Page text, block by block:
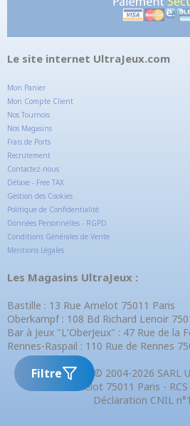
Filtre
Le site internet UltraJeux.com
Mon Panier
Mon Compte Client
Nos Tournois
Nos Magasins
Frais de Ports
Recrutement
Contactez-nous
Détaxe - Free TAX
Gestion des Cookies
Politique de Confidentialité
Données Personnelles - RGPD
Conditions Générales de Vente
Mentions Légales
Les Magasins UltraJeux :
Bastille : 13 Rue Amelot 75011 Paris
Oberkampf : 108 Bd Richard Lenoir
Bar à Jeux "L'OberJeux" : 47 Rue de la
Rennes-Raspail : 110 Rue de Rennes
© 2004-2026 SARL
13 Rue Amelot 75011 Paris -
Déclaration CNIL